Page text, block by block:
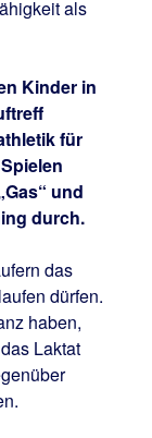
als
Kinder in
für
und
durch.
das
dürfen.
haben,
Laktat